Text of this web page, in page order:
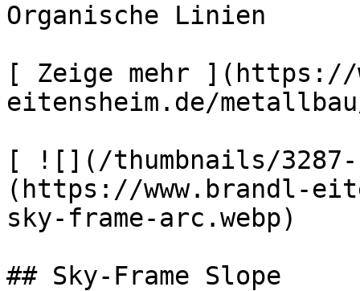
Organische Linien
[ Zeige mehr ](https://
eitensheim.de/
[ ![](/thumbnails/3287-
(https://www.brandl-
sky-frame-arc.webp)
## Sky-Frame Slope